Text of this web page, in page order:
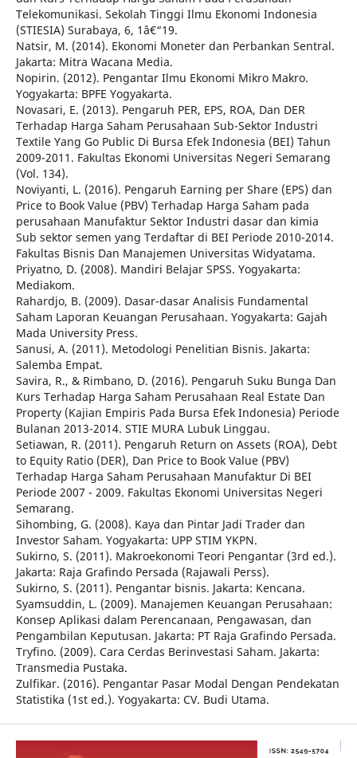
Telekomunikasi. Sekolah Tinggi Ilmu Ekonomi Indonesia
(STIESIA) Surabaya, 6, 1â€“19.
Natsir, M. (2014). Ekonomi Moneter dan Perbankan Sentral.
Jakarta: Mitra Wacana Media.
Nopirin. (2012). Pengantar Ilmu Ekonomi Mikro Makro.
Yogyakarta: BPFE Yogyakarta.
Novasari, E. (2013). Pengaruh PER, EPS, ROA, Dan DER
Terhadap Harga Saham Perusahaan Sub-Sektor Industri
Textile Yang Go Public Di Bursa Efek Indonesia (BEI) Tahun
2009-2011. Fakultas Ekonomi Universitas Negeri Semarang
(Vol. 134).
Noviyanti, L. (2016). Pengaruh Earning per Share (EPS) dan
Price to Book Value (PBV) Terhadap Harga Saham pada
perusahaan Manufaktur Sektor Industri dasar dan kimia
Sub sektor semen yang Terdaftar di BEI Periode 2010-2014.
Fakultas Bisnis Dan Manajemen Universitas Widyatama.
Priyatno, D. (2008). Mandiri Belajar SPSS. Yogyakarta:
Mediakom.
Rahardjo, B. (2009). Dasar-dasar Analisis Fundamental
Saham Laporan Keuangan Perusahaan. Yogyakarta: Gajah
Mada University Press.
Sanusi, A. (2011). Metodologi Penelitian Bisnis. Jakarta:
Salemba Empat.
Savira, R., & Rimbano, D. (2016). Pengaruh Suku Bunga Dan
Kurs Terhadap Harga Saham Perusahaan Real Estate Dan
Property (Kajian Empiris Pada Bursa Efek Indonesia) Periode
Bulanan 2013-2014. STIE MURA Lubuk Linggau.
Setiawan, R. (2011). Pengaruh Return on Assets (ROA), Debt
to Equity Ratio (DER), Dan Price to Book Value (PBV)
Terhadap Harga Saham Perusahaan Manufaktur Di BEI
Periode 2007 - 2009. Fakultas Ekonomi Universitas Negeri
Semarang.
Sihombing, G. (2008). Kaya dan Pintar Jadi Trader dan
Investor Saham. Yogyakarta: UPP STIM YKPN.
Sukirno, S. (2011). Makroekonomi Teori Pengantar (3rd ed.).
Jakarta: Raja Grafindo Persada (Rajawali Perss).
Sukirno, S. (2011). Pengantar bisnis. Jakarta: Kencana.
Syamsuddin, L. (2009). Manajemen Keuangan Perusahaan:
Konsep Aplikasi dalam Perencanaan, Pengawasan, dan
Pengambilan Keputusan. Jakarta: PT Raja Grafindo Persada.
Tryfino. (2009). Cara Cerdas Berinvestasi Saham. Jakarta:
Transmedia Pustaka.
Zulfikar. (2016). Pengantar Pasar Modal Dengan Pendekatan
Statistika (1st ed.). Yogyakarta: CV. Budi Utama.